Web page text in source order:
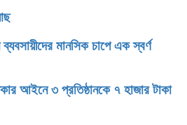
মানসিক চাপে এক স্বর্ণ
আইনে ৩ প্রতিষ্ঠানকে ৭ হাজার টাকা